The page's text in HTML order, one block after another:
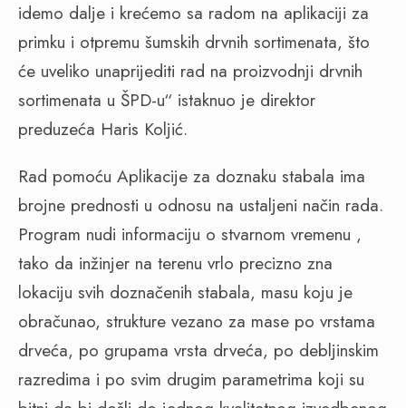
idemo dalje i krećemo sa radom na aplikaciji za
primku i otpremu šumskih drvnih sortimenata, što
će uveliko unaprijediti rad na proizvodnji drvnih
sortimenata u ŠPD-u“ istaknuo je direktor
preduzeća Haris Koljić.
Rad pomoću Aplikacije za doznaku stabala ima
brojne prednosti u odnosu na ustaljeni način rada.
Program nudi informaciju o stvarnom vremenu ,
tako da inžinjer na terenu vrlo precizno zna
lokaciju svih doznačenih stabala, masu koju je
obračunao, strukture vezano za mase po vrstama
drveća, po grupama vrsta drveća, po debljinskim
razredima i po svim drugim parametrima koji su